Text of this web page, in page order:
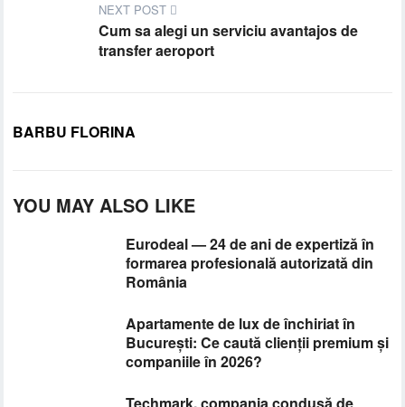
NEXT POST
Cum sa alegi un serviciu avantajos de
transfer aeroport
BARBU FLORINA
YOU MAY ALSO LIKE
Eurodeal — 24 de ani de expertiză în
formarea profesională autorizată din
România
Apartamente de lux de închiriat în
București: Ce caută clienții premium și
companiile în 2026?